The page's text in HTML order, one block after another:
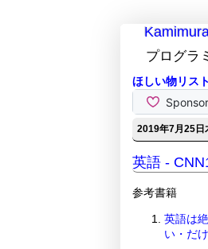
プログラ
ほしい物リスト
2019年7月25日
英語 -
参考書籍
英語は
い・だ